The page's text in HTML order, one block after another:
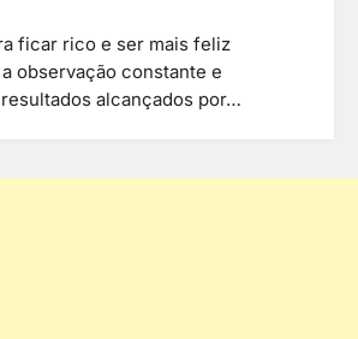
ficar rico e ser mais feliz
observação constante e
alcançados por…